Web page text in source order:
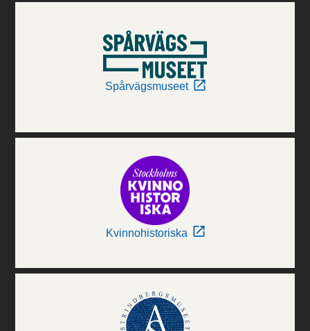
Spårvägsmuseet
Kvinnohistoriska